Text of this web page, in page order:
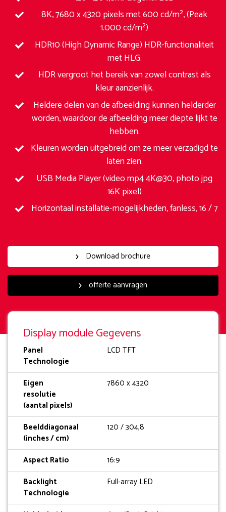
8K, 7680 x 4320 pixels met 600 cd/m², (Peak
1.000 cd/m²)
HDR10 (High Dynamic Range) HDR-functionaliteit
met HLG.
HDR vergroot het bereik van zowel contrast als
kleur aanzienlijk.
Heldere delen van de afbeelding kunnen helderder
worden, waardoor de afbeelding meer diepte lijkt te
hebben.
Kleuren worden uitgebreid om ze meer verzadigd te
laten zien.
USB Media Player (video mp4 4K@30, photo jpg
16K pixel)
Horizontaal installatie-mogelijkheden, fanless, 16 / 7
Download brochure
offerte aanvragen
Display module Gegevens
Panel
Technologie
LCD TFT
Eigen
resolutie
(aantal pixels)
7860 x 4320
Beelddiagonaal
(inches / cm)
120 / 304,8
Aspect Ratio
16:9
Backlight
Technologie
Full-array LED